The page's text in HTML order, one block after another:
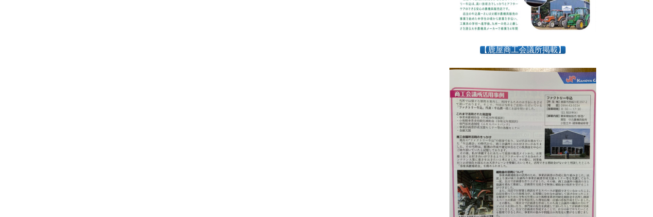
【鹿屋商工会議所掲載】